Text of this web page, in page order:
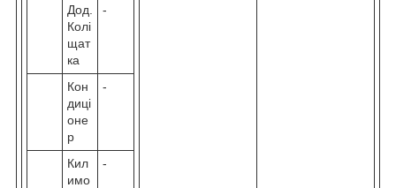
Дод.
Колі
щат
ка
-
Кон
диці
оне
р
-
Кил
имо
-